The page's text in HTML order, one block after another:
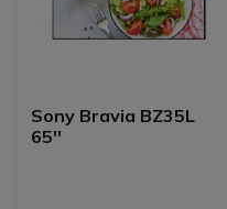
Sony Bravia BZ35L
65''